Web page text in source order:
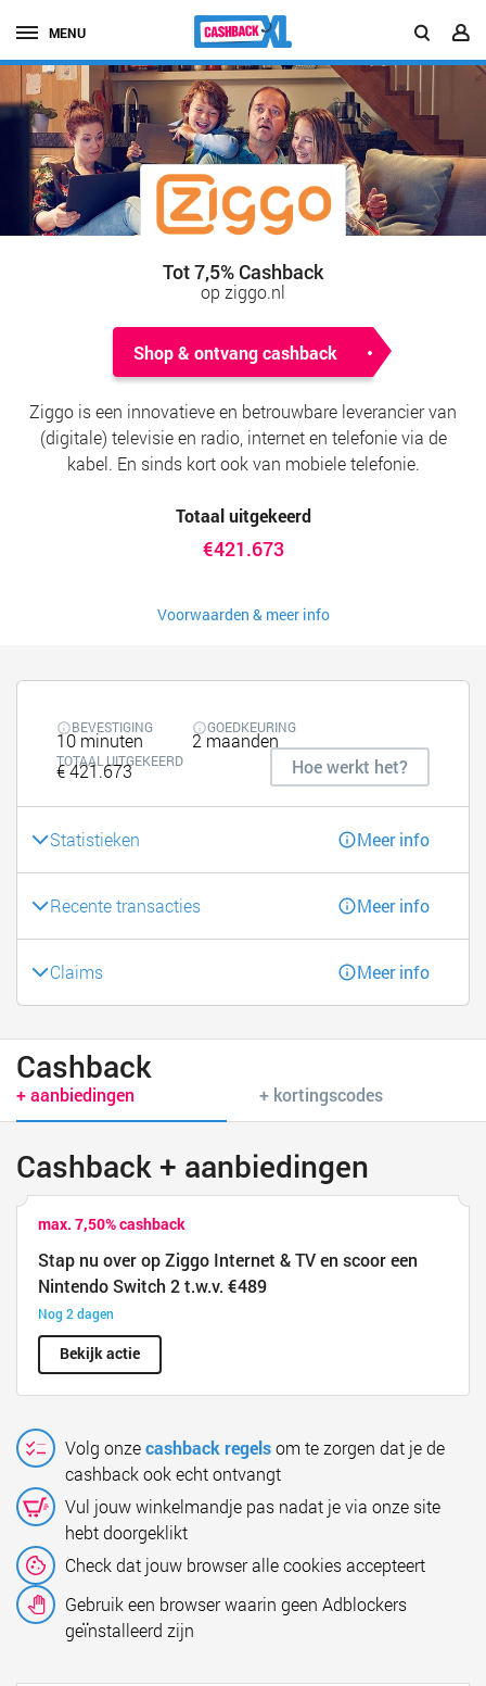
MENU
Tot 7,5% Cashback
op ziggo.nl
Shop & ontvang cashback
Ziggo is een innovatieve en betrouwbare leverancier van
(digitale) televisie en radio, internet en telefonie via de
kabel. En sinds kort ook van mobiele telefonie.
Totaal uitgekeerd
€421.673
Voorwaarden & meer info
BEVESTIGING
10 minuten
GOEDKEURING
2 maanden
TOTAAL UITGEKEERD
€ 421.673 Hoe werkt het?
Statistieken Meer info
Recente transacties Meer info
Claims Meer info
Cashback
+ aanbiedingen + kortingscodes
Cashback + aanbiedingen
max. 7,50% cashback
Stap nu over op Ziggo Internet & TV en scoor een
Nintendo Switch 2 t.w.v. €489
Nog 2 dagen
Bekijk actie
Volg onzecashback regelsom te zorgen dat je de
cashback ook echt ontvangt
Vul jouw winkelmandje pas nadat je via onze site
hebt doorgeklikt
Check dat jouw browser alle cookies accepteert
Gebruik een browser waarin geen Adblockers
geïnstalleerd zijn